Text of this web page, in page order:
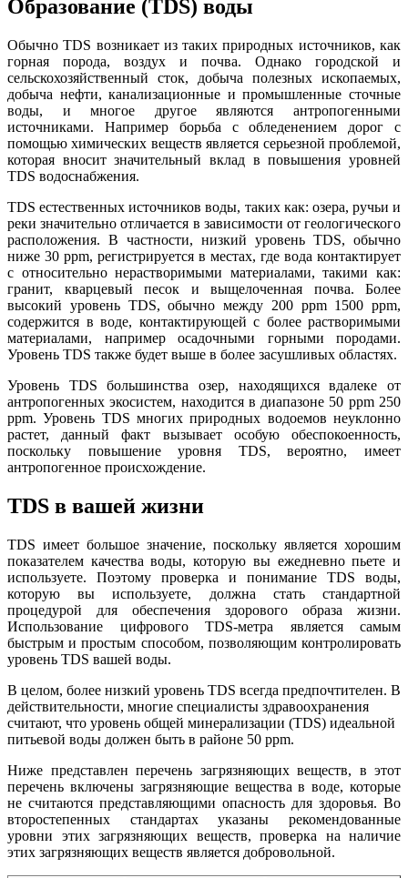
Образование (TDS) воды
Обычно TDS возникает из таких природных источников, как
горная порода, воздух и почва. Однако городской и
сельскохозяйственный сток, добыча полезных ископаемых,
добыча нефти, канализационные и промышленные сточные
воды, и многое другое являются антропогенными
источниками. Например борьба с обледенением дорог с
помощью химических веществ является серьезной проблемой,
которая вносит значительный вклад в повышения уровней
TDS водоснабжения.
TDS естественных источников воды, таких как: озера, ручьи и
реки значительно отличается в зависимости от геологического
расположения. В частности, низкий уровень TDS, обычно
ниже 30 ppm, регистрируется в местах, где вода контактирует
с относительно нерастворимыми материалами, такими как:
гранит, кварцевый песок и выщелоченная почва. Более
высокий уровень TDS, обычно между 200 ppm 1500 ppm,
содержится в воде, контактирующей с более растворимыми
материалами, например осадочными горными породами.
Уровень TDS также будет выше в более засушливых областях.
Уровень TDS большинства озер, находящихся вдалеке от
антропогенных экосистем, находится в диапазоне 50 ppm 250
ppm. Уровень TDS многих природных водоемов неуклонно
растет, данный факт вызывает особую обеспокоенность,
поскольку повышение уровня TDS, вероятно, имеет
антропогенное происхождение.
TDS в вашей жизни
TDS имеет большое значение, поскольку является хорошим
показателем качества воды, которую вы ежедневно пьете и
используете. Поэтому проверка и понимание TDS воды,
которую вы используете, должна стать стандартной
процедурой для обеспечения здорового образа жизни.
Использование цифрового TDS-метра является самым
быстрым и простым способом, позволяющим контролировать
уровень TDS вашей воды.
В целом, более низкий уровень TDS всегда предпочтителен. В
действительности, многие специалисты здравоохранения
считают, что уровень общей минерализации (TDS) идеальной
питьевой воды должен быть в районе 50 ppm.
Ниже представлен перечень загрязняющих веществ, в этот
перечень включены загрязняющие вещества в воде, которые
не считаются представляющими опасность для здоровья. Во
второстепенных стандартах указаны рекомендованные
уровни этих загрязняющих веществ, проверка на наличие
этих загрязняющих веществ является добровольной.